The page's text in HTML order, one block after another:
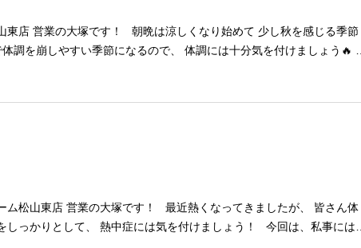
東店 営業の大塚です！ 朝晩は涼しくなり始めて 少し秋を感じる季節
調を崩しやすい季節になるので、 体調には十分気を付けましょう🔥 さ
ますので ゆっくりとお打合せできます✨ ぜひご家族皆様お揃いでお
しっかりとして、 熱中症には気を付けましょう！ 今回は、私事にはな